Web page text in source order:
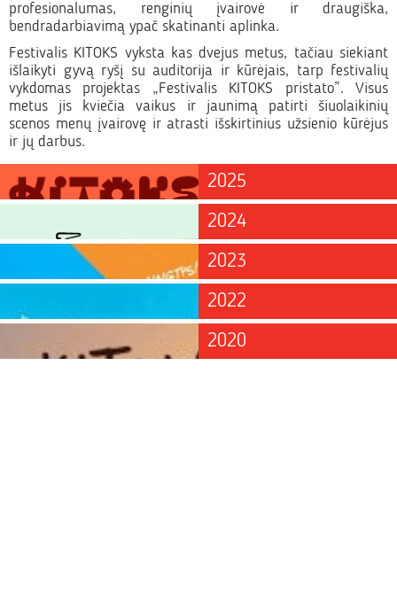
profesionalumas, renginių įvairovė ir draugiška,
bendradarbiavimą ypač skatinanti aplinka.
Festivalis KITOKS vyksta kas dvejus metus, tačiau siekiant
išlaikyti gyvą ryšį su auditorija ir kūrėjais, tarp festivalių
vykdomas projektas „Festivalis KITOKS pristato”. Visus
metus jis kviečia vaikus ir jaunimą patirti šiuolaikinių
scenos menų įvairovę ir atrasti išskirtinius užsienio kūrėjus
ir jų darbus.
2025
2024
2023
2022
2020